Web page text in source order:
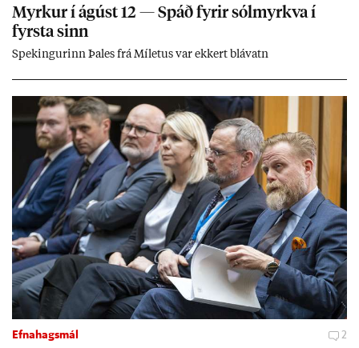
Myrk­ur í ág­úst 12 — Spáð fyr­ir sól­myrkva í
fyrsta sinn
Spek­ing­ur­inn Þa­les frá Míletus var ekk­ert blá­vatn
Efnahagsmál 2